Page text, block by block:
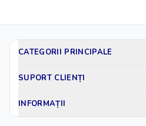
CATEGORII PRINCIPALE
SUPORT CLIENȚI
INFORMAȚII